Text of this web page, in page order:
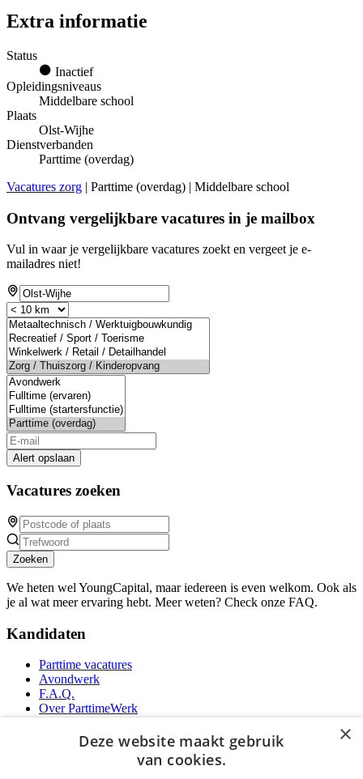
Extra informatie
Status
Inactief
Opleidingsniveaus
Middelbare school
Plaats
Olst-Wijhe
Dienstverbanden
Parttime (overdag)
Vacatures zorg | Parttime (overdag) | Middelbare school
Ontvang vergelijkbare vacatures in je mailbox
Vul in waar je vergelijkbare vacatures zoekt en vergeet je e-
mailadres niet!
Alert opslaan
Vacatures zoeken
Zoeken
We heten wel YoungCapital, maar iedereen is even welkom. Ook als
je al wat meer ervaring hebt. Meer weten? Check onze FAQ.
Kandidaten
Parttime vacatures
Avondwerk
F.A.Q.
Over ParttimeWerk
YoungCapital Android App
×
Deze website maakt gebruik
van cookies.